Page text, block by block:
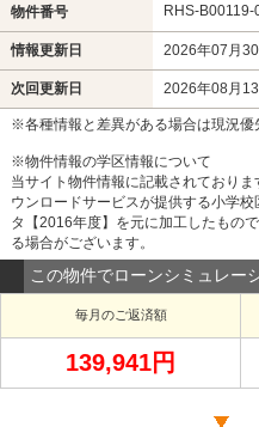
物件番号 RHS-B00119-
情報更新日 2026年07月
次回更新日 2026年08月
※各種情報と差異がある場合は現況優
※物件情報の学区情報について
当サイト物件情報に記載されており
ウンロードサービスが提供する小学
タ【2016年度】を元に加工したもの
る場合がございます。
この物件でローンシミュレー
毎月のご返済額
139,941円